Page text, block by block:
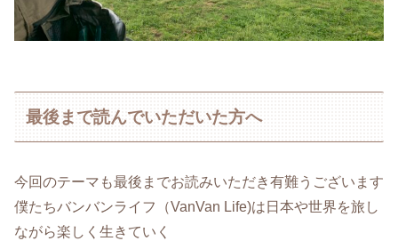
最後まで読んでいただいた方へ
今回のテーマも最後までお読みいただき有難うございます
僕たちバンバンライフ（VanVan Life)は日本や世界を旅し
ながら楽しく生きていく